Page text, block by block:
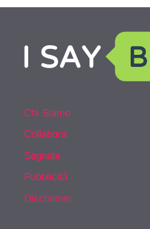
Chi Siamo
Collabora
Segnala
Pubblicità
Disclaimer